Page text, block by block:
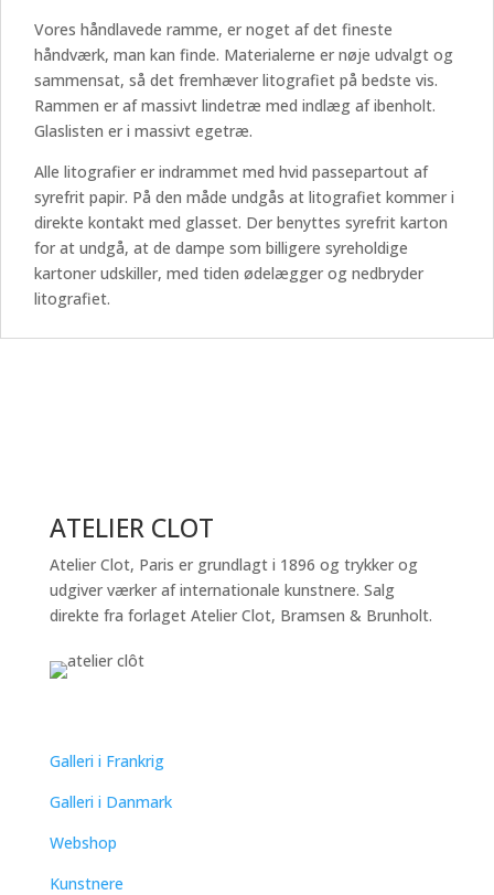
Vores håndlavede ramme, er noget af det fineste
håndværk, man kan finde. Materialerne er nøje udvalgt og
sammensat, så det fremhæver litografiet på bedste vis.
Rammen er af massivt lindetræ med indlæg af ibenholt.
Glaslisten er i massivt egetræ.
Alle litografier er indrammet med hvid passepartout af
syrefrit papir. På den måde undgås at litografiet kommer i
direkte kontakt med glasset. Der benyttes syrefrit karton
for at undgå, at de dampe som billigere syreholdige
kartoner udskiller, med tiden ødelægger og nedbryder
litografiet.
ATELIER CLOT
Atelier Clot, Paris er grundlagt i 1896 og trykker og
udgiver værker af internationale kunstnere. Salg
direkte fra forlaget Atelier Clot, Bramsen & Brunholt.
Galleri i Frankrig
Galleri i Danmark
Webshop
Kunstnere